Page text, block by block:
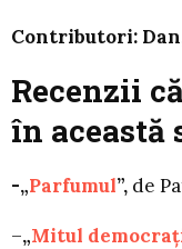
Contributori:
Recenzii
în această
-„Parfumul”, de
–„Mitul